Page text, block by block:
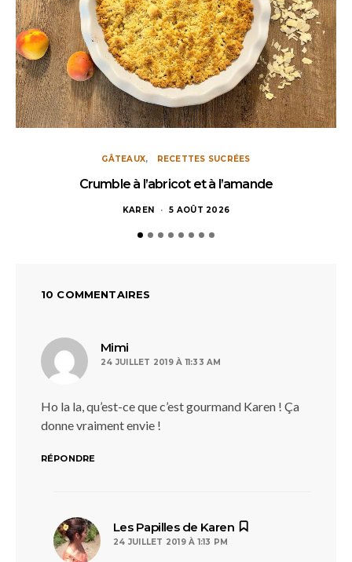
GÂTEAUX RECETTES SUCRÉES
Crumble à l’abricot et à l’amande
KAREN 5 AOÛT 2026
10 COMMENTAIRES
Mimi
24 JUILLET 2019 À 11:33 AM
Ho la la, qu’est-ce que c’est gourmand Karen ! Ça
donne vraiment envie !
RÉPONDRE
Les Papilles de Karen
24 JUILLET 2019 À 1:13 PM